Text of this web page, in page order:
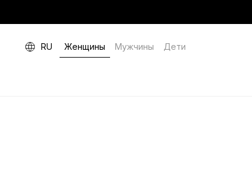
RU Женщины Мужчины Дети